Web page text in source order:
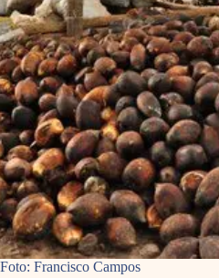
Foto: Francisco Campos